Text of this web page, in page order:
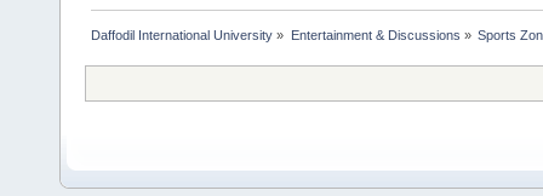
Daffodil International University » Entertainment & Discussions » Sports